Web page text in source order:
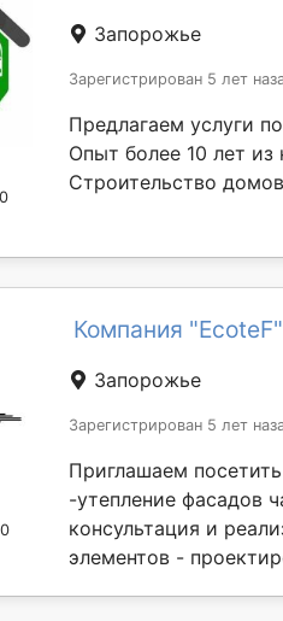
Запорожье
Зарегистрирован 5 лет
Предлагаем услуги
Опыт более 10 лет из
Строительство
Компания "EcoteF"
Запорожье
Зарегистрирован 5 лет
Приглашаем
-утепление фасадов
консультация и
элементов -